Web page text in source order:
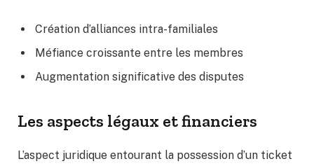
Création d’alliances intra-familiales
Méfiance croissante entre les membres
Augmentation significative des disputes
Les aspects légaux et financiers
L’aspect juridique entourant la possession d’un ticket